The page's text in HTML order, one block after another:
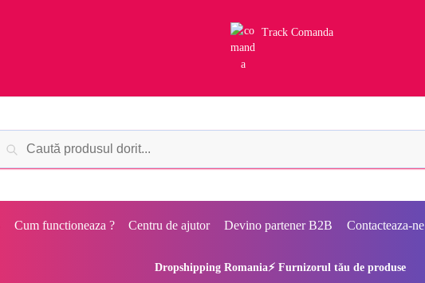
Track Comanda
Cum functioneaza ? Centru de ajutor Devino partener B2B Contacteaza-ne
Dropshipping Romania⚡ Furnizorul tău de produse